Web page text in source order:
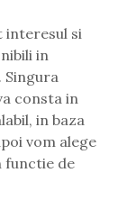
interesul si
in
consta in
in baza
vom alege
functie de